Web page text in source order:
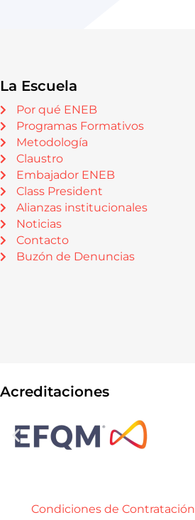
La Escuela
Por qué ENEB
Programas Formativos
Metodología
Claustro
Embajador ENEB
Class President
Alianzas institucionales
Noticias
Contacto
Buzón de Denuncias
Acreditaciones
Condiciones de Contratación